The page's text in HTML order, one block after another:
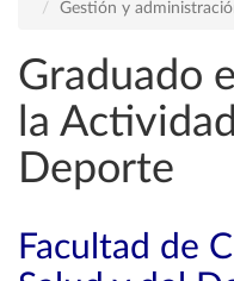
Gestión y
Graduado
la
Deporte
Facultad de